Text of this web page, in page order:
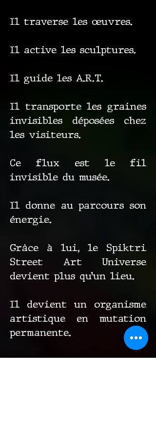
Il traverse les œuvres.
Il active les sculptures.
Il guide les A.R.T.
Il transporte les graines
invisibles déposées chez
les visiteurs.
Ce flux est le fil
invisible du musée.
Il donne au parcours son
énergie.
Grâce à lui, le Spiktri
Street Art Universe
devient plus qu’un lieu.
Il devient un organisme
artistique en mutation
permanente.